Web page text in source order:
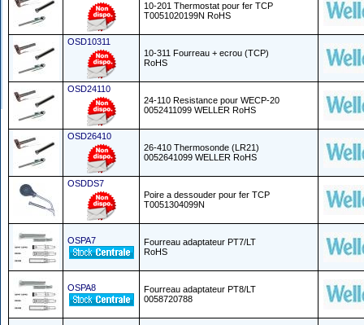
10-201 Thermostat pour fer TCP
T0051020199N RoHS
OSD10311
10-311 Fourreau + ecrou (TCP)
RoHS
OSD24110
24-110 Resistance pour WECP-20
0052411099 WELLER RoHS
OSD26410
26-410 Thermosonde (LR21)
0052641099 WELLER RoHS
OSDDS7
Poire a dessouder pour fer TCP
T0051304099N
OSPA7
Fourreau adaptateur PT7/LT
RoHS
OSPA8
Fourreau adaptateur PT8/LT
0058720788